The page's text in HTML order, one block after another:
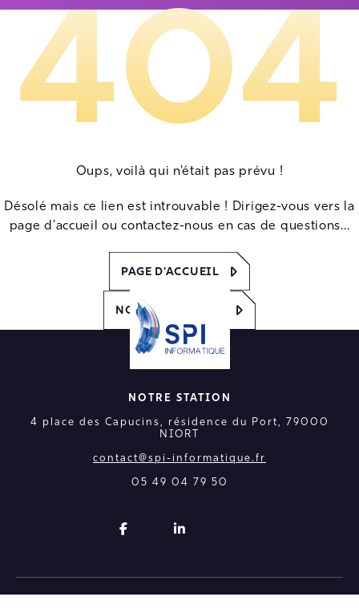
404
Oups, voilà qui n'était pas prévu !
Désolé mais ce lien est introuvable ! Dirigez-vous vers la
page d'accueil ou contactez-nous en cas de questions...
PAGE D'ACCUEIL
NOUS CONTACTER
NOTRE STATION
4 place des Capucins, résidence du Port,
79000
NIORT
contact@spi-informatique.fr
05 49 04 79 50